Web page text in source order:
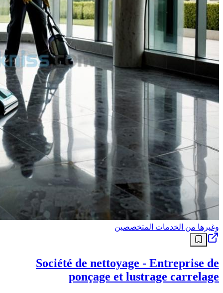
وغيرها من الخدمات المتخصصين
Société de nettoyage - Entreprise de
ponçage et lustrage carrelage